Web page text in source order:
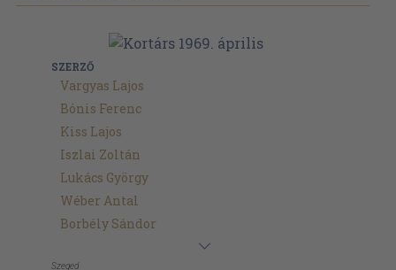
SZERZŐ
Vargyas Lajos
Bónis Ferenc
Kiss Lajos
Iszlai Zoltán
Lukács György
Wéber Antal
Borbély Sándor
Szeged